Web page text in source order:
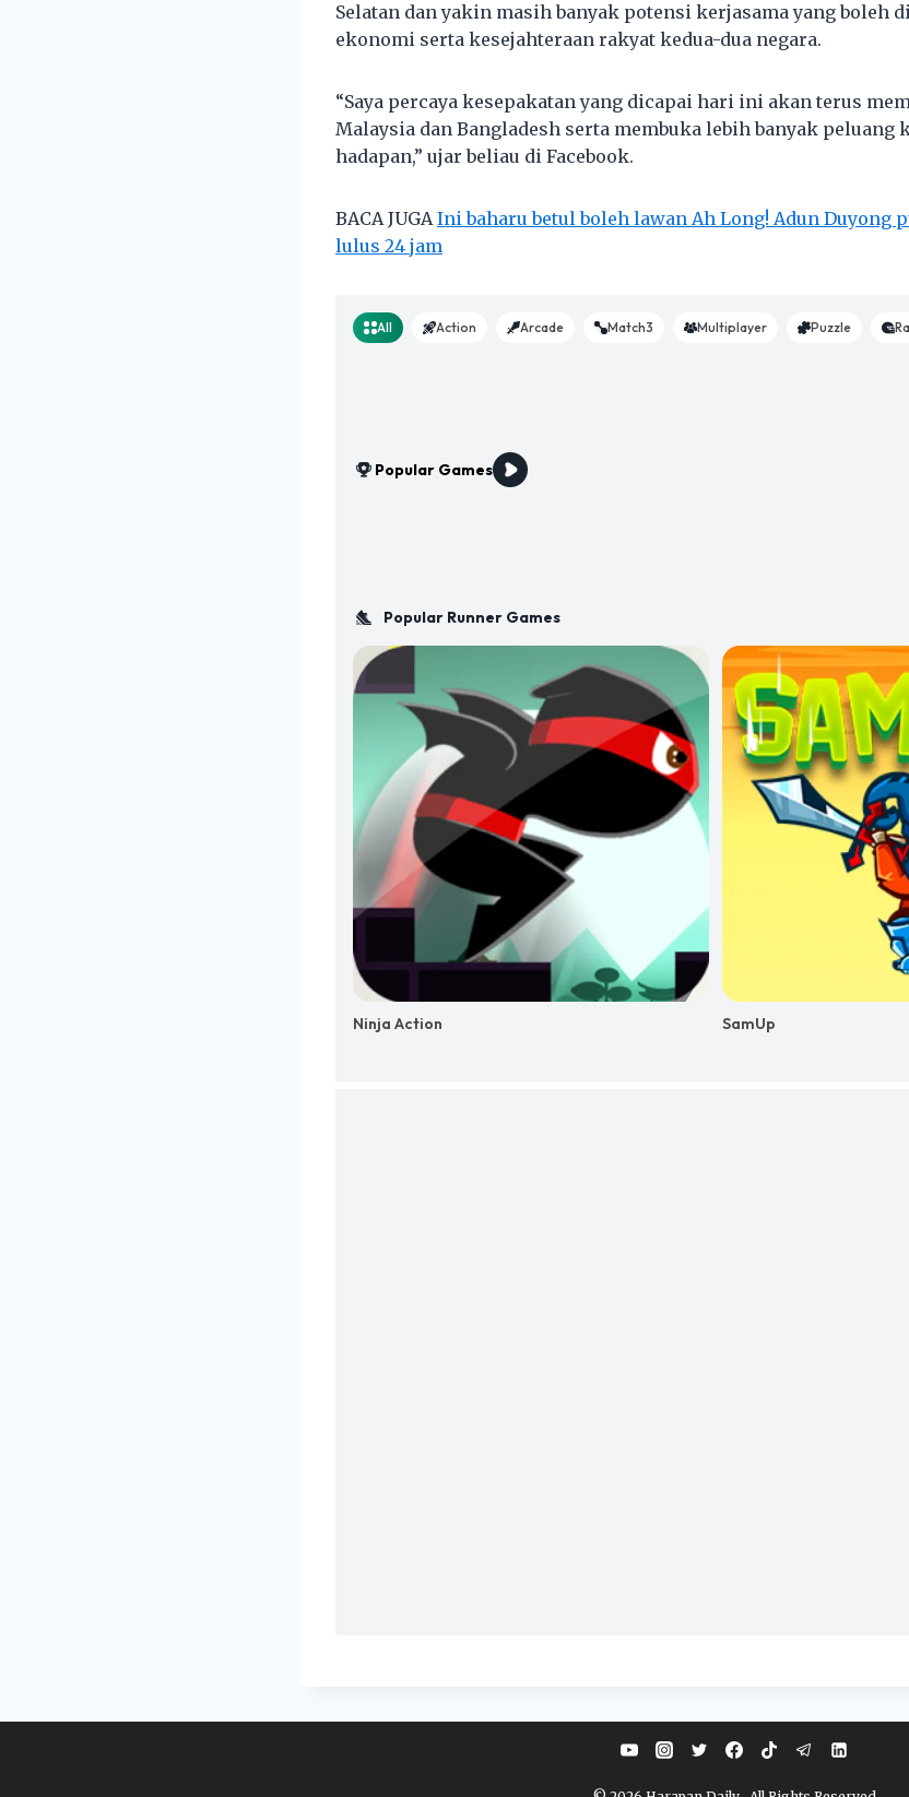
Selatan dan yakin masih banyak potensi kerjasama yang boleh
ekonomi serta kesejahteraan rakyat kedua-dua negara.
“Saya percaya kesepakatan yang dicapai hari ini akan terus
Malaysia dan Bangladesh serta membuka lebih banyak peluang
hadapan,” ujar beliau di Facebook.
BACA JUGAIni baharu betul boleh lawan Ah Long! Adun Duyong
lulus 24 jam